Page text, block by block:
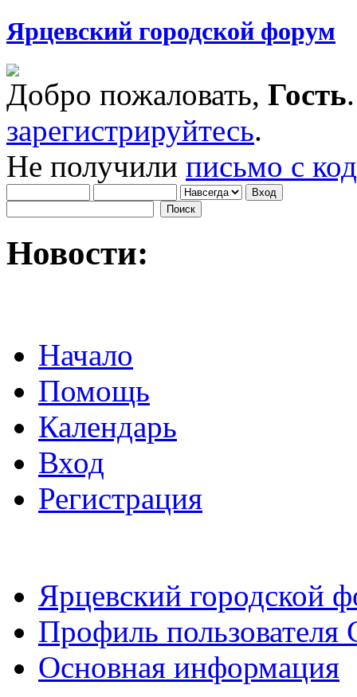
Ярцевский городской форум
Добро пожаловать, Гость
зарегистрируйтесь.
Не получили письмо с
Новости:
Начало
Помощь
Календарь
Вход
Регистрация
Ярцевский городской
Профиль пользователя
Основная информация